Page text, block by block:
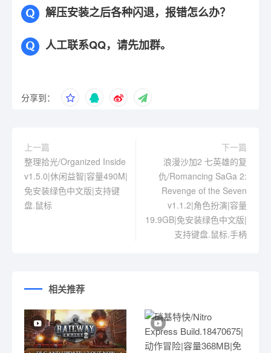
解压安装之后各种闪退，报错怎么办？
人工联系QQ，请先加群。
分享到：
上一篇
整理拾光/Organized Inside
v1.5.0|休闲益智|容量490M|
免安装绿色中文版|支持键
盘.鼠标
下一篇
浪漫沙加2 七英雄的复
仇/Romancing SaGa 2:
Revenge of the Seven
v1.1.2|角色扮演|容量
19.9GB|免安装绿色中文版|
支持键盘.鼠标.手柄
相关推荐